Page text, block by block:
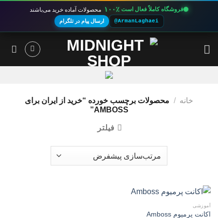
فروشگاه کاملاً فعال است ۱۰۰٪ محصولات آماده خرید می‌باشند
@ArmanLaghaei ارسال پیام در تلگرام
خانه / محصولات برچسب خورده “خرید از ایران برای
AMBOSS”
فیلتر
آموزشی
اکانت پرمیوم Amboss